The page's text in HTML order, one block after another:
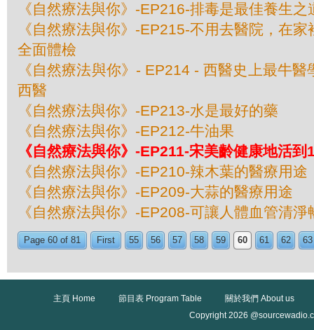
《自然療法與你》-EP216-排毒是最佳養生之
《自然療法與你》-EP215-不用去醫院，在
全面體檢
《自然療法與你》- EP214 - 西醫史上最牛
西醫
《自然療法與你》-EP213-水是最好的藥
《自然療法與你》-EP212-牛油果
《自然療法與你》-EP211-宋美齡健康地活
《自然療法與你》-EP210-辣木葉的醫療用途
《自然療法與你》-EP209-大蒜的醫療用途
《自然療法與你》-EP208-可讓人體血管清淨
Page 60 of 81 First 55 56 57 58 59 60 61 62 63
主頁 Home 節目表 Program Table
關於我們 About us
Copyright 2026